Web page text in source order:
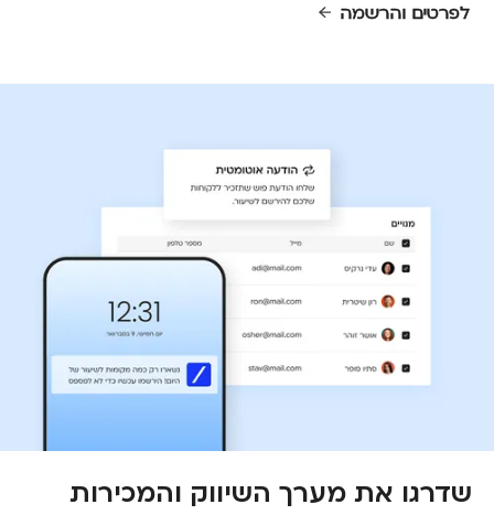
לפרטים והרשמה
שדרגו את מערך השיווק והמכירות